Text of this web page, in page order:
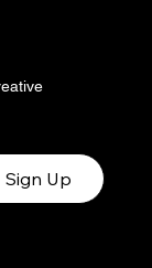
Sign Up